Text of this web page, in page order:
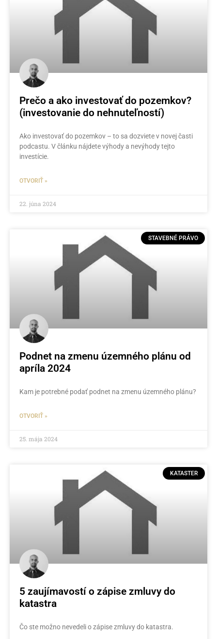
Prečo a ako investovať do pozemkov?
(investovanie do nehnuteľností)
Ako investovať do pozemkov – to sa dozviete v novej časti
podcastu. V článku nájdete výhody a nevýhody tejto
investície.
OTVORIŤ »
22. júna 2024
STAVEBNÉ PRÁVO
Podnet na zmenu územného plánu od
apríla 2024
Kam je potrebné podať podnet na zmenu územného plánu?
OTVORIŤ »
25. mája 2024
KATASTER
5 zaujímavostí o zápise zmluvy do
katastra
Čo ste možno nevedeli o zápise zmluvy do katastra.